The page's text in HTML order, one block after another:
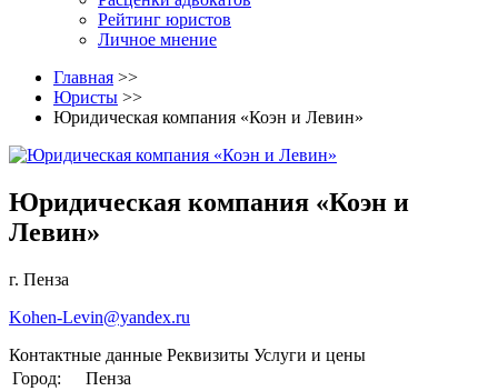
Рейтинг юристов
Личное мнение
Главная >>
Юристы >>
Юридическая компания «Коэн и Левин»
Юридическая компания «Коэн и
Левин»
г. Пенза
Kohen-Levin@yandex.ru
Контактные данные Реквизиты Услуги и цены
Город:
Пенза